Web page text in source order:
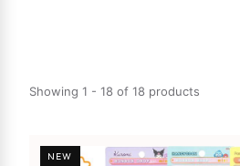
Showing 1 - 18 of 18 products
NEW